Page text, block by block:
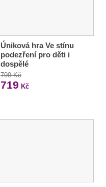
Úniková hra Ve stínu
podezření pro děti i
dospělé
799 Kč
719 Kč